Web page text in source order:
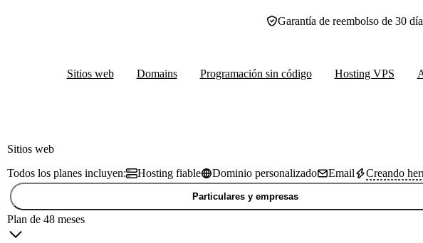
Garantía de reembolso de 30
Sitios web Domains Programación sin código Hosting VPS
Sitios web
Todos los planes incluyen:
Hosting fiable Dominio personalizado Email Creando
Particulares y empresas
Plan de 48 meses